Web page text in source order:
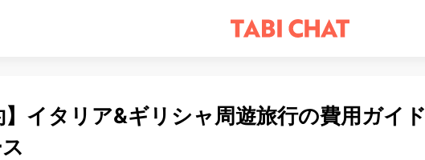
】イタリア&ギリシャ周遊旅行の費用ガイド